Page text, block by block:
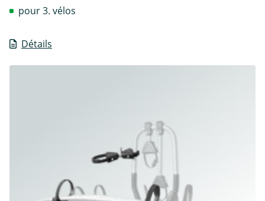
Détails
pour 3. vélos